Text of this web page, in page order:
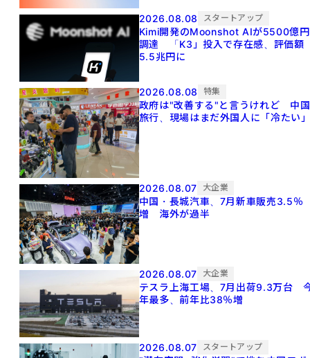
2026.08.08 スタートアップ
Kimi開発のMoonshot AIが5500億円
調達 「K3」投入で存在感、評価額
5.5兆円に
2026.08.08 特集
政府は"改善する"と言うけれど 中国
旅行、現場はまだ外国人に「冷たい
2026.08.07 大企業
中国・長城汽車、7月新車販売3.5％
増 海外が過半
2026.08.07 大企業
テスラ上海工場、7月出荷9.3万台
年最多、前年比38％増
2026.08.07 スタートアップ